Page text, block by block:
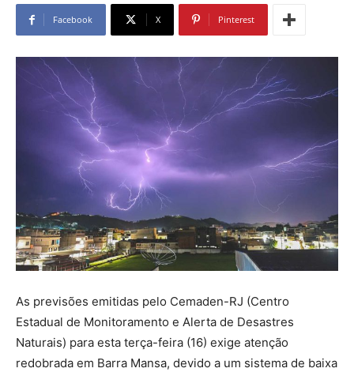
Facebook X Pinterest
As previsões emitidas pelo Cemaden-RJ (Centro
Estadual de Monitoramento e Alerta de Desastres
Naturais) para esta terça-feira (16) exige atenção
redobrada em Barra Mansa, devido a um sistema de baixa